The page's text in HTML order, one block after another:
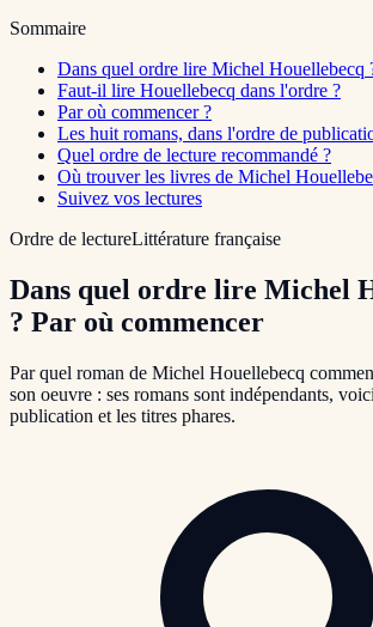
Sommaire
Dans quel ordre lire Michel Houellebecq
Faut-il lire Houellebecq dans l'ordre ?
Par où commencer ?
Les huit romans, dans l'ordre de
Quel ordre de lecture recommandé ?
Où trouver les livres de Michel
Suivez vos lectures
Ordre de lectureLittérature française
Dans quel ordre lire Michel
? Par où commencer
Par quel roman de Michel Houellebecq
son oeuvre : ses romans sont indépendants,
publication et les titres phares.